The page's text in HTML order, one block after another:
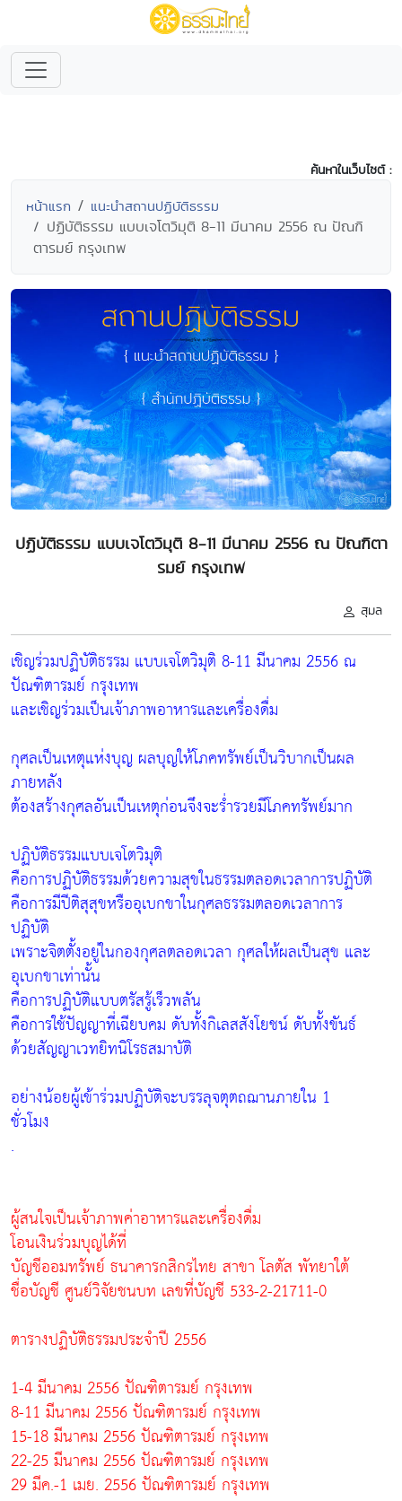
ค้นหาในเว็บไซต์ :
หน้าแรก แนะนำสถานปฏิบัติธรรม
ปฏิบัติธรรม แบบเจโตวิมุติ 8-11 มีนาคม 2556 ณ ปัณฑิ
ตารมย์ กรุงเทพ
ปฏิบัติธรรม แบบเจโตวิมุติ 8-11 มีนาคม 2556 ณ ปัณฑิตา
รมย์ กรุงเทพ
สุมล
เชิญร่วมปฏิบัติธรรม แบบเจโตวิมุติ 8-11 มีนาคม 2556 ณ
ปัณฑิตารมย์ กรุงเทพ
และเชิญร่วมเป็นเจ้าภาพอาหารและเครื่องดื่ม
กุศลเป็นเหตุแห่งบุญ ผลบุญให้โภคทรัพย์เป็นวิบากเป็นผล
ภายหลัง
ต้องสร้างกุศลอันเป็นเหตุก่อนจึงจะร่ำรวยมีโภคทรัพย์มาก
ปฏิบัติธรรมแบบเจโตวิมุติ
คือการปฏิบัติธรรมด้วยความสุขในธรรมตลอดเวลาการปฏิบัติ
คือการมีปีติสุสุขหรืออุเบกขาในกุศลธรรมตลอดเวลาการ
ปฏิบัติ
เพราะจิตตั้งอยู่ในกองกุศลตลอดเวลา กุศลให้ผลเป็นสุข และ
อุเบกขาเท่านั้น
คือการปฏิบัติแบบตรัสรู้เร็วพลัน
คือการใช้ปัญญาที่เฉียบคม ดับทั้งกิเลสสังโยชน์ ดับทั้งขันธ์
ด้วยสัญญาเวทยิทนิโรธสมาบัติ
อย่างน้อยผู้เข้าร่วมปฏิบัติจะบรรลุจตุตถฌานภายใน 1
ชั่วโมง
.
ผู้สนใจเป็นเจ้าภาพค่าอาหารและเครื่องดื่ม
โอนเงินร่วมบุญได้ที่
บัญชีออมทรัพย์ ธนาคารกสิกรไทย สาขา โลตัส พัทยาใต้
ชื่อบัญชี ศูนย์วิจัยชนบท เลขที่บัญชี 533-2-21711-0
ตารางปฏิบัติธรรมประจำปี 2556
1-4 มีนาคม 2556 ปัณฑิตารมย์ กรุงเทพ
8-11 มีนาคม 2556 ปัณฑิตารมย์ กรุงเทพ
15-18 มีนาคม 2556 ปัณฑิตารมย์ กรุงเทพ
22-25 มีนาคม 2556 ปัณฑิตารมย์ กรุงเทพ
29 มีค.-1 เมย. 2556 ปัณฑิตารมย์ กรุงเทพ